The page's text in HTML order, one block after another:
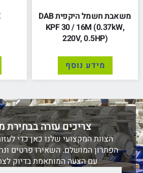
משאבת חשמל היקפית DAB
KPF 30 / 16M (0.37kW,
220V, 0.5HP)
מידע נוסף
צריכים עזרה
הצוות המקצועי שלנו כאן כדי
הפתרון המושלם. השאירו פרטים
עם הצעה המותאמת בדיוק